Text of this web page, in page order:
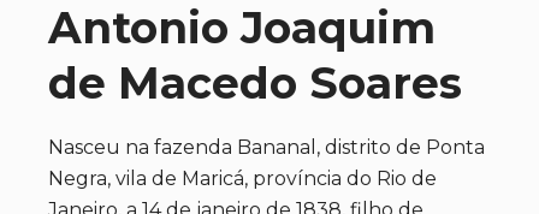
Antonio Joaquim
de Macedo Soares
Nasceu na fazenda Bananal, distrito de Ponta
Negra, vila de Maricá, província do Rio de